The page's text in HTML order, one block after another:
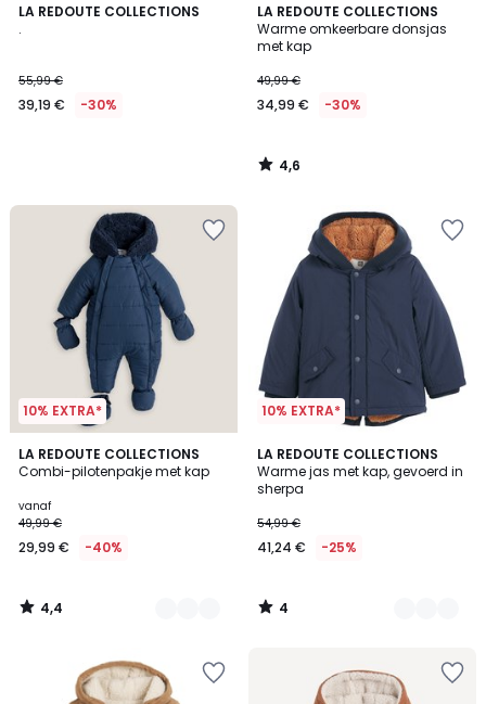
LA REDOUTE COLLECTIONS
.
55,99 €
39,19 € -30%
LA REDOUTE COLLECTIONS
Warme omkeerbare donsjas
met kap
49,99 €
34,99 € -30%
4,6
/ 5
4,6
/
10% EXTRA*
LA REDOUTE COLLECTIONS
Combi-pilotenpakje met kap
vanaf
49,99 €
29,99 € -40%
4,4
/ 5
2
Kleuren
4,4
/
10% EXTRA*
LA REDOUTE COLLECTIONS
Warme jas met kap, gevoerd in
sherpa
54,99 €
41,24 € -25%
4
/
5
2
Kleuren
4
/